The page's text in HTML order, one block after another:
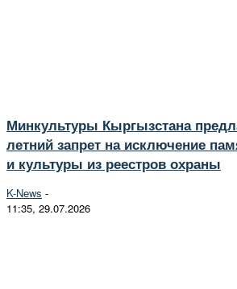
Минкультуры Кыргызстана
летний запрет на исключение
и культуры из реестров охраны
K-News -
11:35, 29.07.2026